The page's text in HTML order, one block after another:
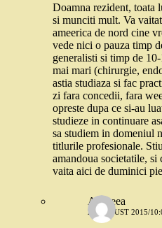
Doamna rezident, toata
si munciti mult. Va
ameerica de nord cine
vede nici o pauza timp
generalisti si timp de
mai mari (chirurgie,
astia studiaza si fac
zi fara concedii, fara
opreste dupa ce si-au
studieze in continuare
sa studiem in domeniul
titlurile profesionale.
amandoua societatile,
vaita aici de duminici
Andreea
29 AUGUST 2015/